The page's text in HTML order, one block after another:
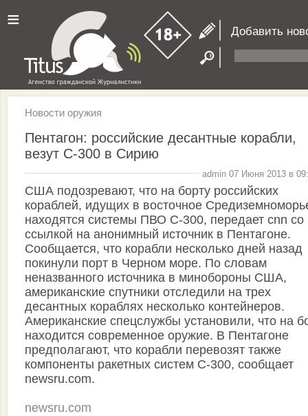
≡ Добавить
Новости оружия
Пентагон: российские десантные корабли,
везут С-300 в Сирию
admin 07 Июня 2013 в
США подозревают, что на борту российских
кораблей, идущих в восточное
находятся системы ПВО С-300, передает cnn со
ссылкой на анонимный источник в Пентагоне.
Сообщается, что корабли несколько дней назад
покинули порт в Черном море. По словам
неназванного источника в минобороны США,
американские спутники отследили на трех
десантных кораблях несколько контейнеров.
Американские спецслужбы установили, что на
находится современное оружие. В Пентагоне
предполагают, что корабли перевозят также
компоненты ракетных систем С-300, сообщает
newsru.com.
newsru.com